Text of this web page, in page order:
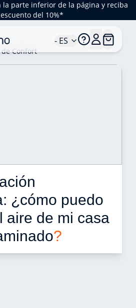
la parte inferior de la página y reciba
del 10%*
- ES
de Confort
¿cómo puedo
aire de mi casa
?